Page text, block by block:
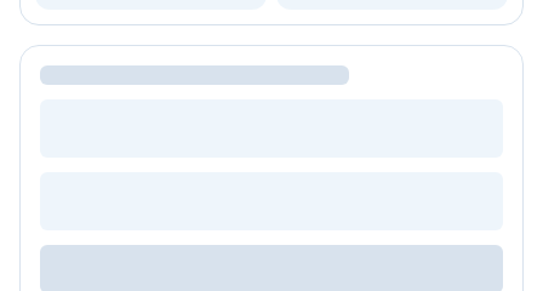
Ceai
Bacanie
BLACK FRIDAY
Contact